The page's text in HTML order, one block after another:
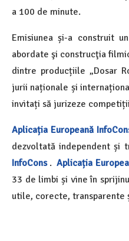
a 100 de minute.
Emisiunea și-a construit
abordate şi construcţia
dintre producțiile „Dosar
jurii naționale și
invitați să jurizeze
Aplicația Europeană
dezvoltată independent și
InfoCons. Aplicația
33 de limbi și vine în
utile, corecte, transparente